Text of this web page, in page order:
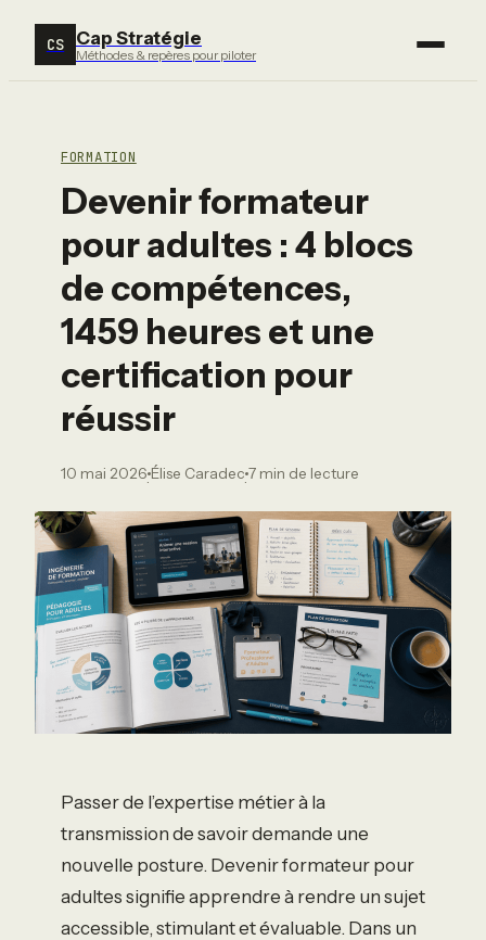
CS Cap Stratégie
Méthodes & repères pour piloter
FORMATION
Devenir formateur
pour adultes : 4 blocs
de compétences,
1459 heures et une
certification pour
réussir
10 mai 2026
·
Élise Caradec
·
7 min de lecture
Passer de l’expertise métier à la
transmission de savoir demande une
nouvelle posture. Devenir formateur pour
adultes signifie apprendre à rendre un sujet
accessible, stimulant et évaluable. Dans un